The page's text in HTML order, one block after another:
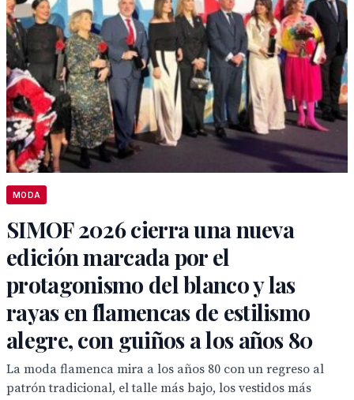
MODA
SIMOF 2026 cierra una nueva
edición marcada por el
protagonismo del blanco y las
rayas en flamencas de estilismo
alegre, con guiños a los años 80
La moda flamenca mira a los años 80 con un regreso al
patrón tradicional, el talle más bajo, los vestidos más